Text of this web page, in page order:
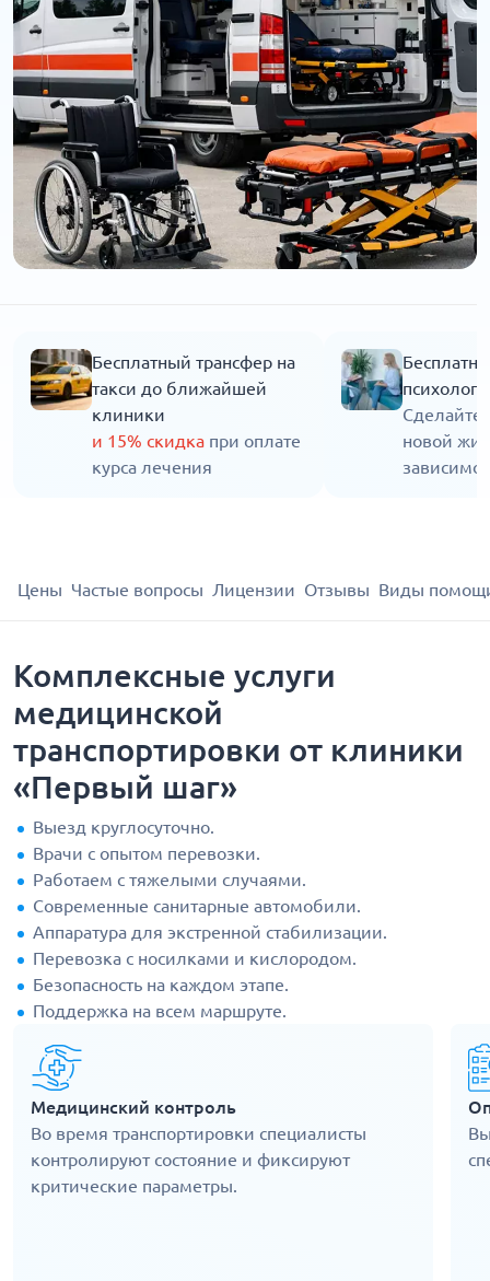
Бесплатный трансфер на
такси до ближайшей
клиники
и 15% скидка при оплате
курса лечения
психолога
Сделайте
новой
Цены Частые вопросы Лицензии Отзывы Виды
Комплексные услуги
медицинской
транспортировки от клиники
«Первый шаг»
Выезд круглосуточно.
Врачи с опытом перевозки.
Работаем с тяжелыми случаями.
Современные санитарные автомобили.
Аппаратура для экстренной стабилизации.
Перевозка с носилками и кислородом.
Безопасность на каждом этапе.
Поддержка на всем маршруте.
Медицинский контроль
Во время транспортировки специалисты
контролируют состояние и фиксируют
критические параметры.